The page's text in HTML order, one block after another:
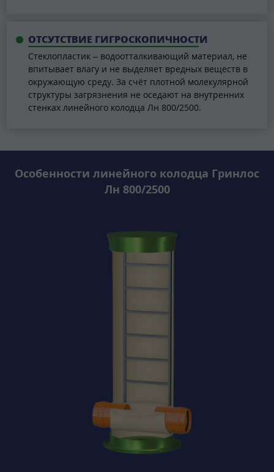
ОТСУТСТВИЕ ГИГРОСКОПИЧНОСТИ
Стеклопластик – водоотталкивающий материал, не
впитывает влагу и не выделяет вредных веществ в
окружающую среду. За счёт плотной молекулярной
структуры загрязнения не оседают на внутренних
стенках линейного колодца Лн 800/2500.
Особенности линейного колодца Гринлос
Лн 800/2500